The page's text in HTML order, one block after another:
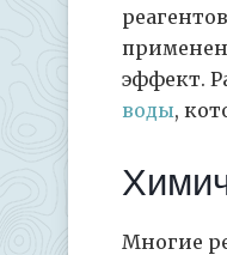
эффект.
воды,
Многие